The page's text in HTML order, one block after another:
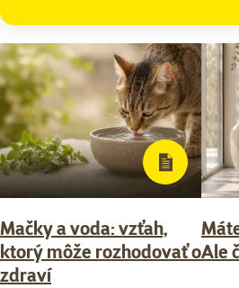
Mačky a voda: vzťah,
ktorý môže rozhodovať o
zdraví
Ale